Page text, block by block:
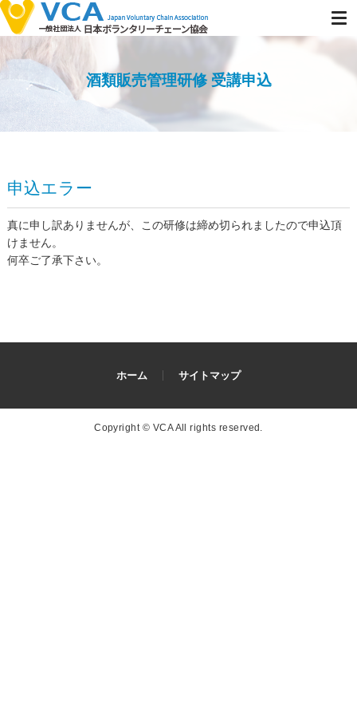
酒類販売管理研修 受講申込
申込エラー
真に申し訳ありませんが、この研修は締め切られましたので申込頂
けません。
何卒ご了承下さい。
ホーム サイトマップ
Copyright © VCA All rights reserved.